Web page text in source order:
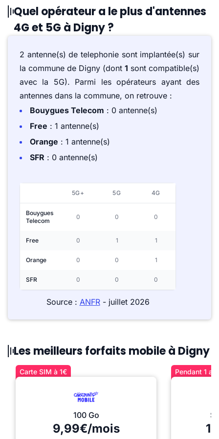
Quel opérateur a le plus d'antennes
4G et 5G à Digny ?
2 antenne(s) de telephonie sont implantée(s) sur
la commune de Digny (dont 1 sont compatible(s)
avec la 5G). Parmi les opérateurs ayant des
antennes dans la commune, on retrouve :
Bouygues Telecom : 0 antenne(s)
Free : 1 antenne(s)
Orange : 1 antenne(s)
SFR : 0 antenne(s)
5G+ 5G 4G
Bouygues
Telecom
0 0 0
Free 0 1 1
Orange 0 0 1
SFR 0 0 0
Source : ANFR- juillet 2026
Les meilleurs forfaits mobile à Digny
Carte SIM à 1€
100 Go
9,99€/mois
Pendant 1